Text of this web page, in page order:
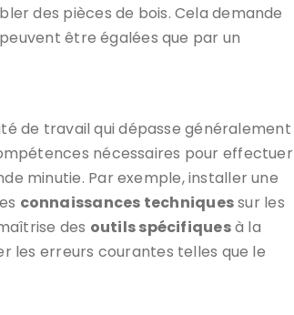
des pièces de bois. Cela demande
être égalées que par un
de travail qui dépasse généralement
nécessaires pour effectuer
minutie. Par exemple, installer une
connaissances techniquessur les
des outils spécifiquesà la
les erreurs courantes telles que le